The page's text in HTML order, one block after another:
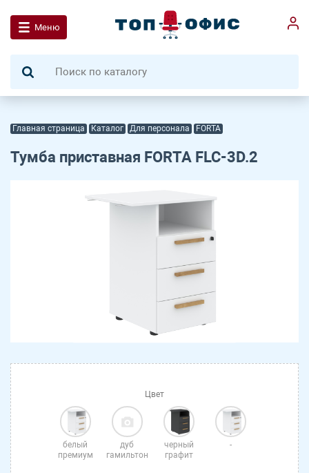
Меню
Главная страница Каталог Для персонала FORTA
Тумба приставная FORTA FLC-3D.2
Цвет
белый
премиум
дуб
гамильтон
черный
графит
-